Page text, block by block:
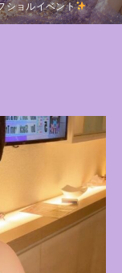
ショルイベント